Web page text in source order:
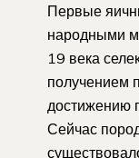
Первые
народными
19 века
получением
достижению
Сейчас